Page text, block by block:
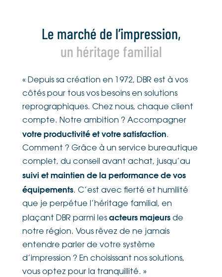
Le marché de l’impression,
un héritage familial
« Depuis sa création en 1972, DBR est à vos
côtés pour tous vos besoins en solutions
reprographiques. Chez nous, chaque client
compte. Notre ambition ? Accompagner
votre productivité et votre satisfaction.
Comment ? Grâce à un service bureautique
complet, du conseil avant achat, jusqu’au
suivi et maintien de la performance de vos
équipements. C’est avec fierté et humilité
que je perpétue l’héritage familial, en
plaçant DBR parmi les acteurs majeursde
notre région. Vous rêvez de ne jamais
entendre parler de votre système
d’impression ? En choisissant nos solutions,
vous optez pour la tranquillité. »